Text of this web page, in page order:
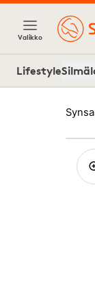
Valikko
Lifestyle